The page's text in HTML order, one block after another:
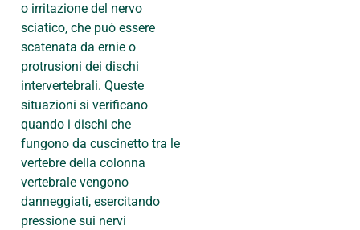
o irritazione del nervo
sciatico, che può essere
scatenata da ernie o
protrusioni dei dischi
intervertebrali. Queste
situazioni si verificano
quando i dischi che
fungono da cuscinetto tra le
vertebre della colonna
vertebrale vengono
danneggiati, esercitando
pressione sui nervi